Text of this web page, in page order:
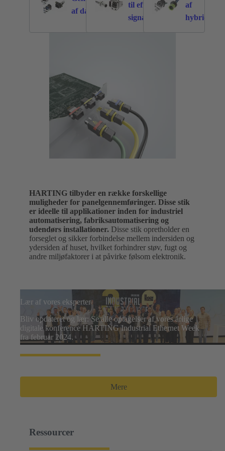
af datapanel
211
til effekt- og
signalpaneler
330
af
HARTING tilbyder en række forskellige
muligheder for panelgennemføringer. Disse stik
er ideelle til applikationer inden for industriel
automatisering, fabriksautomatisering og
udendørs installationer. Disse stik opretholder en
forseglet og sikker forbindelse mellem indersiden og
ydersiden af huset, hvilket forhindrer støv, fugt og
andre miljøfaktorer i at påvirke følsom elektronik.
Lær af vores eksperter
Bliv opdateret og lær: Se alle optagelser af vores årlige
digitale konference HARTING Industrial Ethernet Week
fra februar 2024.
Mere
Ressourcer